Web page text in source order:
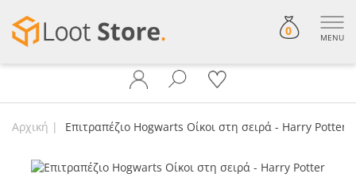
0 MENU
Αρχική Επιτραπέζιο Hogwarts Οίκοι στη σειρά - Harry Potter